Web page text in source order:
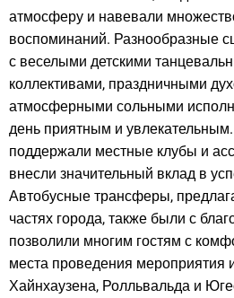
атмосферу и навевали
воспоминаний. Разнообразные
с веселыми детскими
коллективами, праздничными
атмосферными сольными
день приятным и
поддержали местные клубы и
внесли значительный вклад в
Автобусные трансферы,
частях города, также были с
позволили многим гостям с
места проведения мероприятия
Хайнхаузена, Ролльвальда и